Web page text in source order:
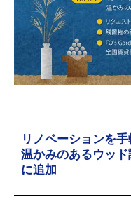
リノベーションを
温かみのあるウッ
に追加